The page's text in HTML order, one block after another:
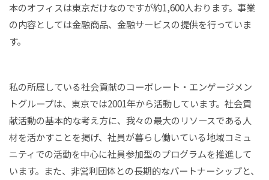
本のオフィスは東京だけなのですが約1,600人おります。事業
の内容としては金融商品、金融サービスの提供を行っていま
す。
私の所属している社会貢献のコーポレート・エンゲージメン
トグループは、東京では2001年から活動しています。社会貢
献活動の基本的な考え方に、我々の最大のリソースである人
材を活かすことを掲げ、社員が暮らし働いている地域コミュ
ニティでの活動を中心に社員参加型のプログラムを推進して
います。また、非営利団体との長期的なパートナーシップと、